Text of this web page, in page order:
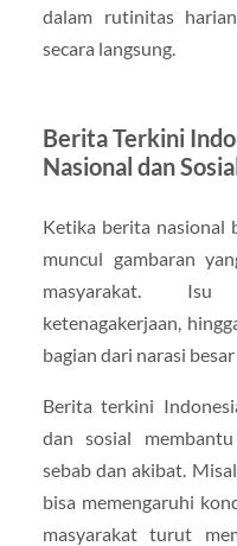
dalam rutinitas
secara langsung.
Berita Terkini
Nasional dan
Ketika berita nasional
muncul gambaran
masyarakat. Isu
ketenagakerjaan,
bagian dari narasi
Berita terkini
dan sosial
sebab dan akibat.
bisa memengaruhi
masyarakat turut